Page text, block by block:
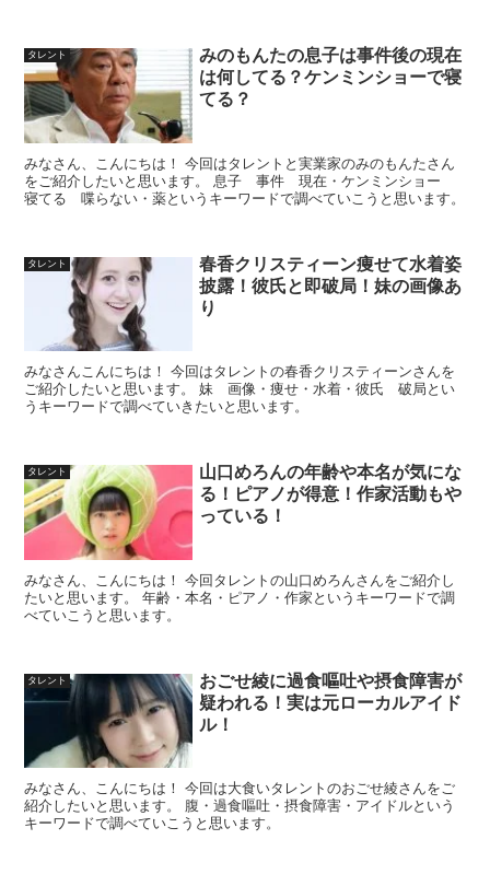
タレント
みのもんたの息子は事件後の現在
は何してる？ケンミンショーで寝
てる？
みなさん、こんにちは！ 今回はタレントと実業家のみのもんたさん
をご紹介したいと思います。 息子 事件 現在・ケンミンショー
寝てる 喋らない・薬というキーワードで調べていこうと思います。
タレント
春香クリスティーン痩せて水着姿
披露！彼氏と即破局！妹の画像あ
り
みなさんこんにちは！ 今回はタレントの春香クリスティーンさんを
ご紹介したいと思います。 妹 画像・痩せ・水着・彼氏 破局とい
うキーワードで調べていきたいと思います。
タレント
山口めろんの年齢や本名が気にな
る！ピアノが得意！作家活動もや
っている！
みなさん、こんにちは！ 今回タレントの山口めろんさんをご紹介し
たいと思います。 年齢・本名・ピアノ・作家というキーワードで調
べていこうと思います。
タレント
おごせ綾に過食嘔吐や摂食障害が
疑われる！実は元ローカルアイド
ル！
みなさん、こんにちは！ 今回は大食いタレントのおごせ綾さんをご
紹介したいと思います。 腹・過食嘔吐・摂食障害・アイドルという
キーワードで調べていこうと思います。